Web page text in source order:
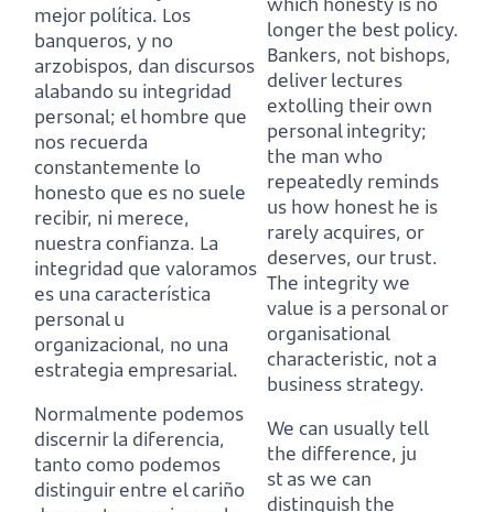
mejor política. Los
banqueros, y no
arzobispos, dan discursos
alabando su integridad
personal; el hombre que
nos recuerda
constantemente lo
honesto que es no suele
recibir, ni merece,
nuestra confianza. La
integridad que valoramos
es una característica
personal u
organizacional, no una
estrategia empresarial.
Normalmente podemos
discernir la diferencia,
tanto como podemos
distinguir entre el cariño
longer the best policy.
Bankers, not bishops,
deliver lectures
extolling their own
personal integrity;
the man who
repeatedly reminds
us how honest he is
rarely acquires, or
deserves, our trust.
The integrity we
value is a personal or
organisational
characteristic, not a
business strategy.
We can usually tell
the difference, ju
st as we can
distinguish the